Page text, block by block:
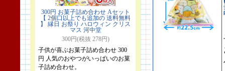
300円 お菓子詰め合わせ Aセット
【 2個口以上でも追加の 送料無料
】 縁日 お祭り ハロウィン クリス
マス 河中堂
300円(税抜 278円)
子供が喜ぶお菓子詰め合わせ 300
円 人気のおやつがいっぱいのお菓
子詰め合わせ。